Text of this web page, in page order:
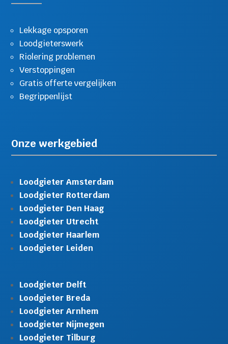
Lekkage opsporen
Loodgieterswerk
Riolering problemen
Verstoppingen
Gratis offerte vergelijken
Begrippenlijst
Onze werkgebied
Loodgieter Amsterdam
Loodgieter Rotterdam
Loodgieter Den Haag
Loodgieter Utrecht
Loodgieter Haarlem
Loodgieter Leiden
Loodgieter Delft
Loodgieter Breda
Loodgieter Arnhem
Loodgieter Nijmegen
Loodgieter Tilburg